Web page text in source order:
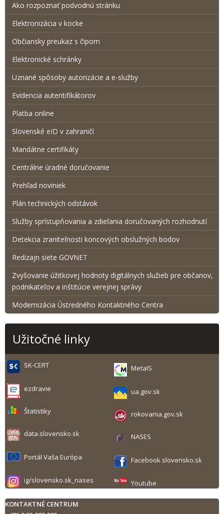
Ako rozpoznať podvodnú stránku
Elektronizácia v kocke
Občiansky preukaz s čipom
Elektronické schránky
Uznané spôsoby autorizácie a e-služby
Evidencia autentifikátorov
Platba online
Slovenské eID v zahraničí
Mandátne certifikáty
Centrálne úradné doručovanie
Prehľad noviniek
Plán technických odstávok
Služby sprístupňovania a zdieľania doručovaných rozhodnutí
Detekcia zraniteľnosti koncových obslužných bodov
Redizajn siete GOVNET
Zvyšovanie úžitkovej hodnoty digitálnych služieb pre občanov,
podnikateľov a inštitúcie verejnej správy
Modernizácia Ústredného Kontaktného Centra
Užitočné linky
SK-CERT MetaIS
ezdravie ua.gov.sk
Štatistiky rokovania.gov.sk
data.slovensko.sk NASES
Portál Vaša Európa Facebook slovensko.sk
ig/slovensko.sk_nases Youtube
KONTAKTNÉ CENTRUM